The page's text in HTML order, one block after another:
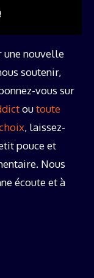
une nouvelle
soutenir,
vous sur
outoute
, laissez-
pouce et
Nous
écoute et à